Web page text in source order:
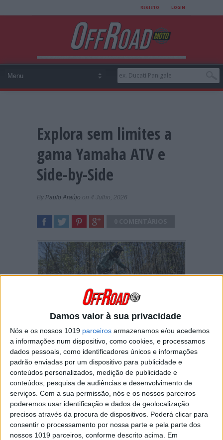
Damos valor à sua privacidade
Nós e os nossos 1019 parceiros armazenamos e/ou acedemos
a informações num dispositivo, como cookies, e processamos
dados pessoais, como identificadores únicos e informações
padrão enviadas por um dispositivo para publicidade e
conteúdos personalizados, medição de publicidade e
conteúdos, pesquisa de audiências e desenvolvimento de
serviços. Com a sua permissão, nós e os nossos parceiros
poderemos usar identificação e dados de geolocalização
precisos através da procura de dispositivos. Poderá clicar para
consentir o processamento por nossa parte e pela parte dos
nossos 1019 parceiros, conforme descrito acima. Em
REGISTO LOGIN
Explora sem limites a
gama Yamaha ATV e
Side-by-Side
By Paulo Araújo on 4 Julho, 2026
11 de julho de 2026, em
Benafim, Algarve
Há caminhos que simplesmente não aparecem
nos mapas. No próximo All Terrain Tour
Yamaha, tens a oportunidade de descobrir o
verdadeiro potencial da nossa gama All Terrain
num percurso preparado para proporcionar
uma experiência de condução única, em pleno
coração do Algarve.